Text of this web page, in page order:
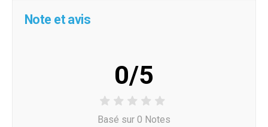
Note et avis
0/5
Basé sur 0 Notes